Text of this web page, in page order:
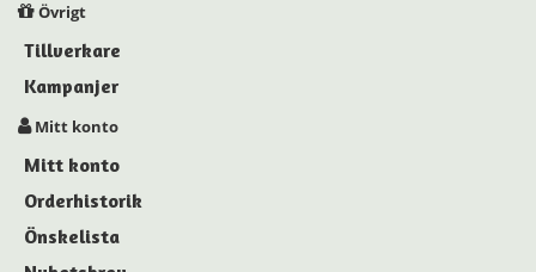
Övrigt
Tillverkare
Kampanjer
Mitt konto
Mitt konto
Orderhistorik
Önskelista